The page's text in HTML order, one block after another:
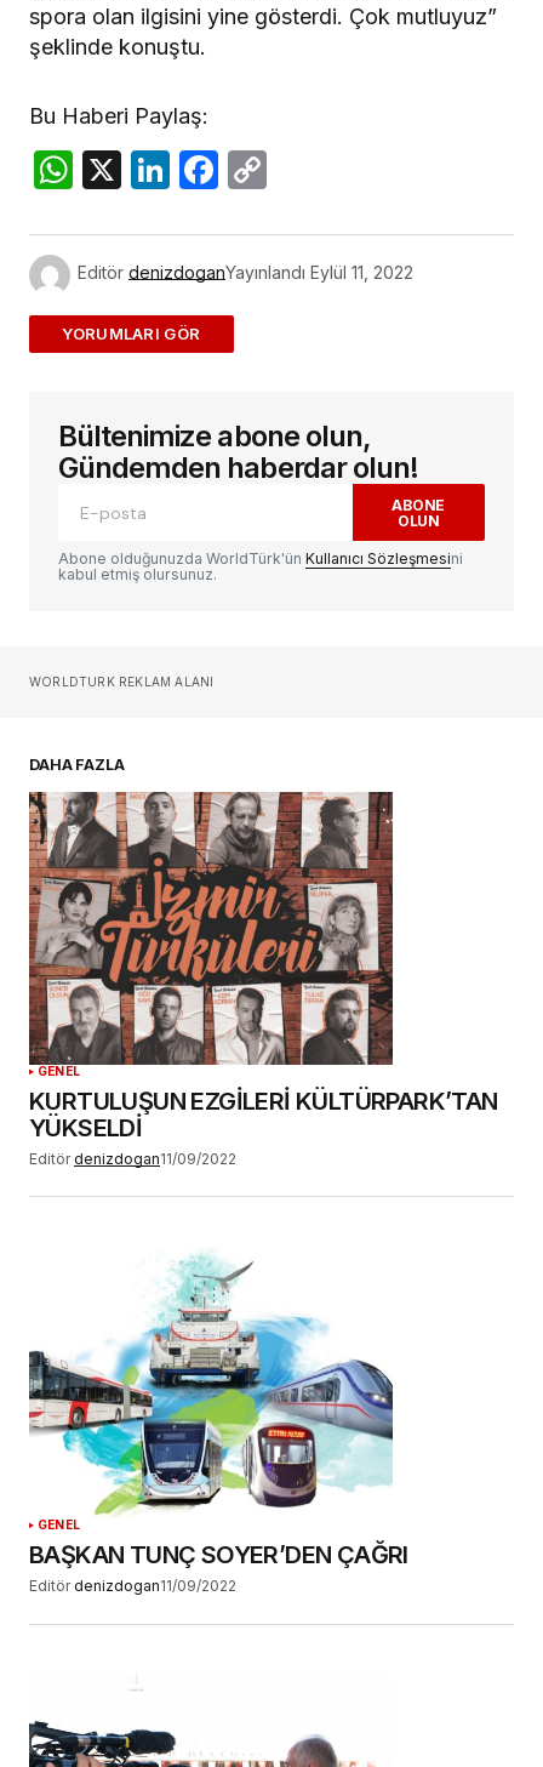
spora olan ilgisini yine gösterdi. Çok mutluyuz”
şeklinde konuştu.
Bu Haberi Paylaş:
WhatsApp
X LinkedIn
Facebook
Editör denizdoganYayınlandı Eylül 11, 2022
ADD A COMMENT
E-posta adresiniz yayınlanmayacak.
alanlar*ile işaretlenmişlerdir
Yorum
Sizin adınız*
Daha sonraki yorumlarımda kullanılması için
adım, e-posta adresim ve site adresim bu
tarayıcıya kaydedilsin.
YORUM GÖNDER
Bültenimize abone olun,
Gündemden haberdar olun!
ABONE
OLUN
Abone olduğunuzda WorldTürk'ün Kullanıcı Sözleşmesini
kabul etmiş olursunuz.
WORLDTURK REKLAM ALANI
DAHA FAZLA
GENEL
KURTULUŞUN EZGİLERİ KÜLTÜRPARK’TAN
YÜKSELDİ
Editör denizdogan11/09/2022
GENEL
BAŞKAN TUNÇ SOYER’DEN ÇAĞRI
Editör denizdogan11/09/2022